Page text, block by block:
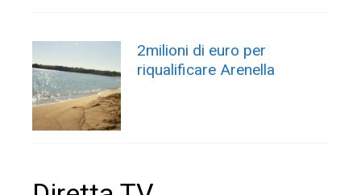
2milioni di euro per
riqualificare Arenella